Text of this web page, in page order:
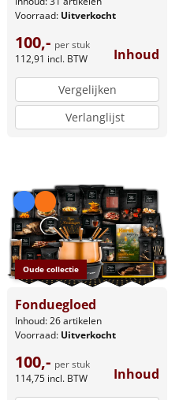
Voorraad: Uitverkocht
100,- per stuk
112,91 incl. BTW Inhoud
Vergelijken
Verlanglijst
Oude collectie
Fonduegloed
Inhoud: 26 artikelen
Voorraad: Uitverkocht
100,- per stuk
114,75 incl. BTW Inhoud